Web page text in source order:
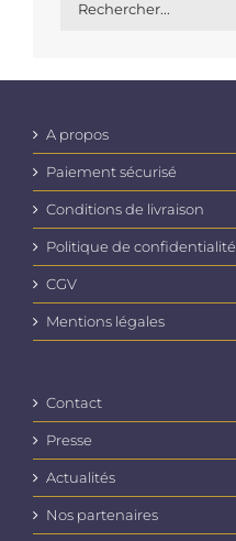
A propos
Paiement sécurisé
Conditions de livraison
Politique de confidentialité
CGV
Mentions légales
Contact
Presse
Actualités
Nos partenaires